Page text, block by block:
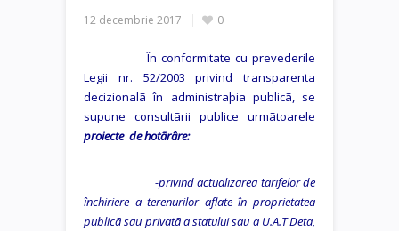
12 decembrie 2017 0
În conformitate cu prevederile
Legii nr. 52/2003 privind transparenta
decizionalã în administraþia publicã, se
supune consultãrii publice urmãtoarele
proiecte de hotãrâre:
-privindactualizarea tarifelor de
închiriere a terenurilor aflate în proprietatea
publicã sau privatã a statului sau a U.A.T Deta,